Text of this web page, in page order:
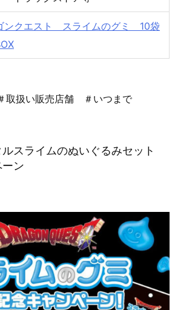
ンクエスト スライムのグミ 10袋
取扱い販売店舗 ＃いつまで
スライムのぬいぐるみセット
ン